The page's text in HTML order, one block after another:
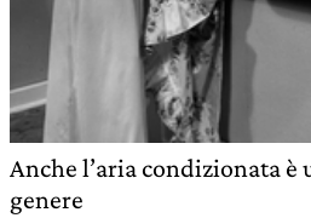
Anche l’aria condizionata è
genere